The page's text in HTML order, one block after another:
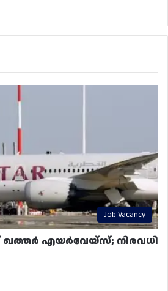
Job Vacancy
ഖത്തർ എയർവേയ്‌സ്; നിരവധി